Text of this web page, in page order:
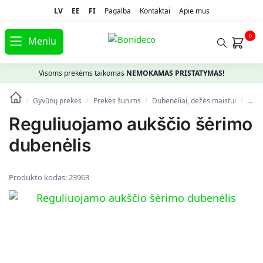
LV EE FI Pagalba Kontaktai Apie mus
Meniu 0
Visoms prekėms taikomas NEMOKAMAS PRISTATYMAS!
/ Gyvūnų prekės / Prekės šunims / Dubenėliai, dėžės maistui /
Reguliuojamo aukščio šėrimo
dubenėlis
Produkto kodas:23963